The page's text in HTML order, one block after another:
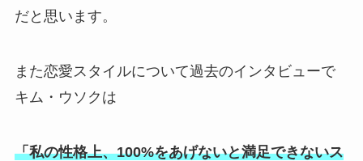
だと思います。
また恋愛スタイルについて過去のインタビューで
キム・ウソクは
「私の性格上、100%をあげないと満足できないス